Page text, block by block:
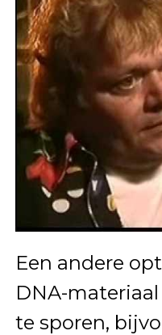
Een andere
DNA-
te sporen,